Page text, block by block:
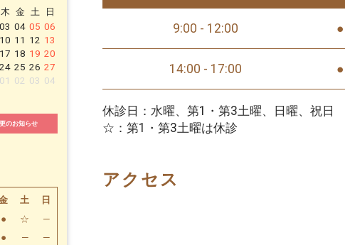
休診日：水曜、第1・第3土曜、日曜、祝日
☆：第1・第3土曜は休診
9:00 - 12:00 ●
14:00 - 17:00 ●
アクセス
木 金 土
日
03 04 05 06
10 11 12 13
17 18 19 20
24 25 26 27
01 02 03 04
のお知らせ
土
日
● ☆
—
● — —